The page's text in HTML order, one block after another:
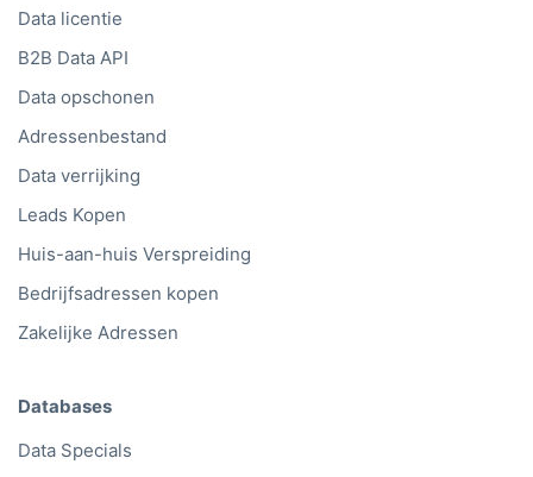
Data licentie
B2B Data API
Data opschonen
Adressenbestand
Data verrijking
Leads Kopen
Huis-aan-huis Verspreiding
Bedrijfsadressen kopen
Zakelijke Adressen
Databases
Data Specials